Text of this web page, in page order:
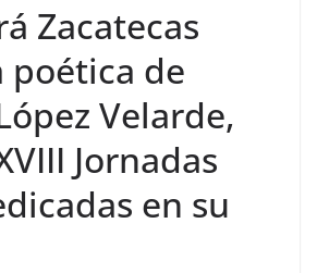
Zacatecas
poética de
Velarde,
Jornadas
en su